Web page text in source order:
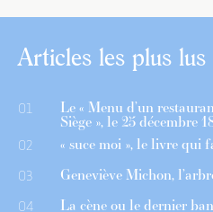
Articles les plus lus
01 Le « Menu d’un
Siège », le 25 décembre
02 « suce moi », le livre qui
03 Geneviève Michon,
04 La cène ou le dernier